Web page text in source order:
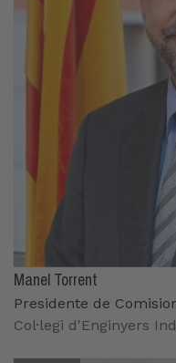
Manel Torrent
Presidente de
Col·legi d'Enginyers